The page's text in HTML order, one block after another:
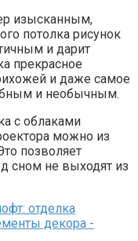
изысканным,
потолка рисунок
и дарит
прекрасное
и даже самое
и необычным.
с облаками
можно из
позволяет
сном не выходят из